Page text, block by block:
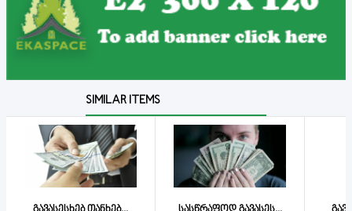
SIMILAR ITEMS